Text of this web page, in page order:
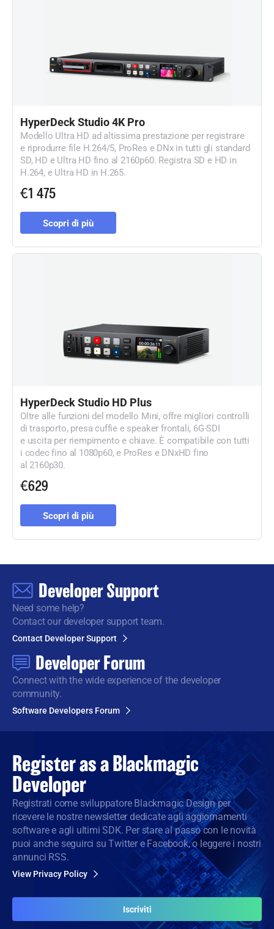
HyperDeck Studio 4K Pro
Modello Ultra HD ad altissima prestazione per registrare
e riprodurre file H.264/5, ProRes e DNx in tutti gli standard
SD, HD e Ultra HD fino al 2160p60. Registra SD e HD in
H.264, e Ultra HD in H.265.
€1 475
Scopri di più
HyperDeck Studio HD Plus
Oltre alle funzioni del modello Mini, offre migliori controlli
di trasporto, presa cuffie e speaker frontali, 6G-SDI
e uscita per riempimento e chiave. È compatibile con tutti
i codec fino al 1080p60, e ProRes e DNxHD fino
al 2160p30.
€629
Scopri di più
Developer Support
Need some help?
Contact our developer support team.
Contact Developer Support
Developer Forum
Connect with the wideexperience of the developer
community.
Software Developers Forum
Register as aBlackmagic
Developer
Registrati come sviluppatore Blackmagic Design per
ricevere le nostre newsletter dedicate agli aggiornamenti
software e agli ultimi SDK. Per stare al passo con le novità
puoi anche seguirci su Twitter e Facebook, o leggere i nostri
annunci RSS.
View Privacy Policy
Iscriviti